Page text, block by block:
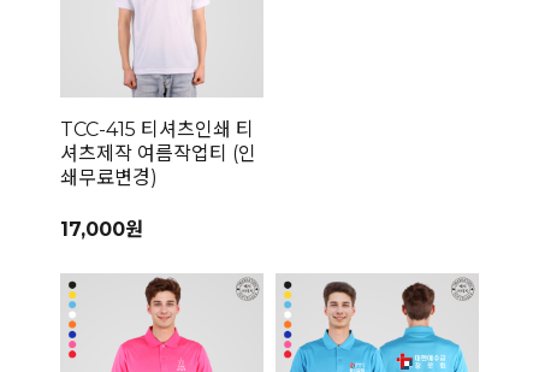
TCC-415 티셔츠인쇄 티
셔츠제작 여름작업티 (인
쇄무료변경)
17,000원